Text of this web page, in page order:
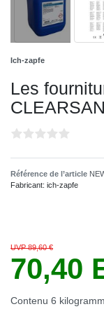
Ich-zapfe
Les
Référence de l’article
Fabricant: ich-zapfe
UVP 89,60 €
70,40
Contenu 6